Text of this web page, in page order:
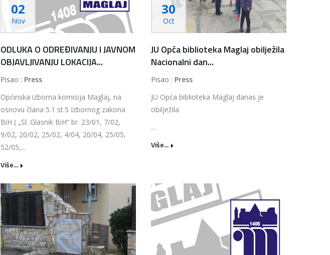
02
Nov
ODLUKA O ODREĐIVANJU I JAVNOM
OBJAVLJIVANJU LOKACIJA...
Pisao : Press
Općinska izborna komisija Maglaj, na
osnovu člana 5.1 st.5 Izbornog zakona
BiH ( „Sl. Glasnik BiH“ br. 23/01, 7/02,
9/02, 20/02, 25/02, 4/04, 20/04, 25/05,
52/05,...
Više...
30
Oct
JU Opća biblioteka Maglaj obilježila
Nacionalni dan...
Pisao : Press
JU Opća biblioteka Maglaj danas je
obilježila
...
Više...